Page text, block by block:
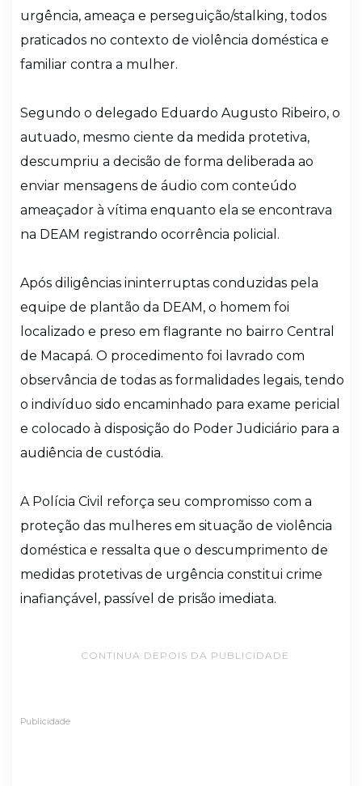
urgência, ameaça e perseguição/stalking, todos
praticados no contexto de violência doméstica e
familiar contra a mulher.
Segundo o delegado Eduardo Augusto Ribeiro, o
autuado, mesmo ciente da medida protetiva,
descumpriu a decisão de forma deliberada ao
enviar mensagens de áudio com conteúdo
ameaçador à vítima enquanto ela se encontrava
na DEAM registrando ocorrência policial.
Após diligências ininterruptas conduzidas pela
equipe de plantão da DEAM, o homem foi
localizado e preso em flagrante no bairro Central
de Macapá. O procedimento foi lavrado com
observância de todas as formalidades legais, tendo
o indivíduo sido encaminhado para exame pericial
e colocado à disposição do Poder Judiciário para a
audiência de custódia.
A Polícia Civil reforça seu compromisso com a
proteção das mulheres em situação de violência
doméstica e ressalta que o descumprimento de
medidas protetivas de urgência constitui crime
inafiançável, passível de prisão imediata.
CONTINUA DEPOIS DA PUBLICIDADE
Publicidade